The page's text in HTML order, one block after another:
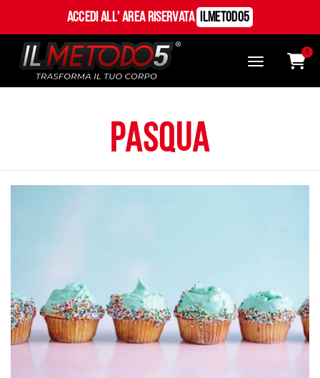
Accedi all' Area Riservata ILMetodo5
0
pasqua